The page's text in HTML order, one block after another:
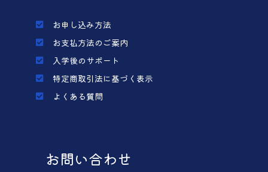
お申し込み方法
お支払方法のご案内
入学後のサポート
特定商取引法に基づく表示
よくある質問
お問い合わせ